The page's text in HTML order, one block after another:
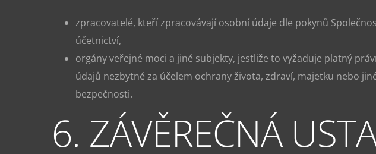
zpracovatelé, kteří zpracovávají osobní údaje dle pokynů
účetnictví,
orgány veřejné moci a jiné subjekty, jestliže to vyžaduje platný
údajů nezbytné za účelem ochrany života, zdraví, majetku nebo
bezpečnosti.
6. ZÁVĚREČNÁ